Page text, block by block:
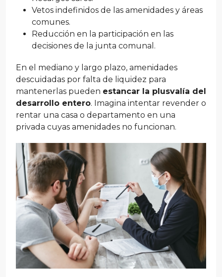
Vetos indefinidos de las amenidades y áreas
comunes.
Reducción en la participación en las
decisiones de la junta comunal.
En el mediano y largo plazo, amenidades
descuidadas por falta de liquidez para
mantenerlas pueden estancar la plusvalía del
desarrollo entero. Imagina intentar revender o
rentar una casa o departamento en una
privada cuyas amenidades no funcionan.